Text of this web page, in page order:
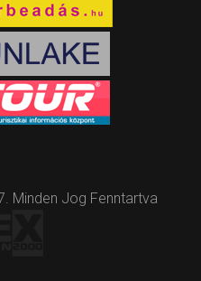
Minden Jog Fenntartva